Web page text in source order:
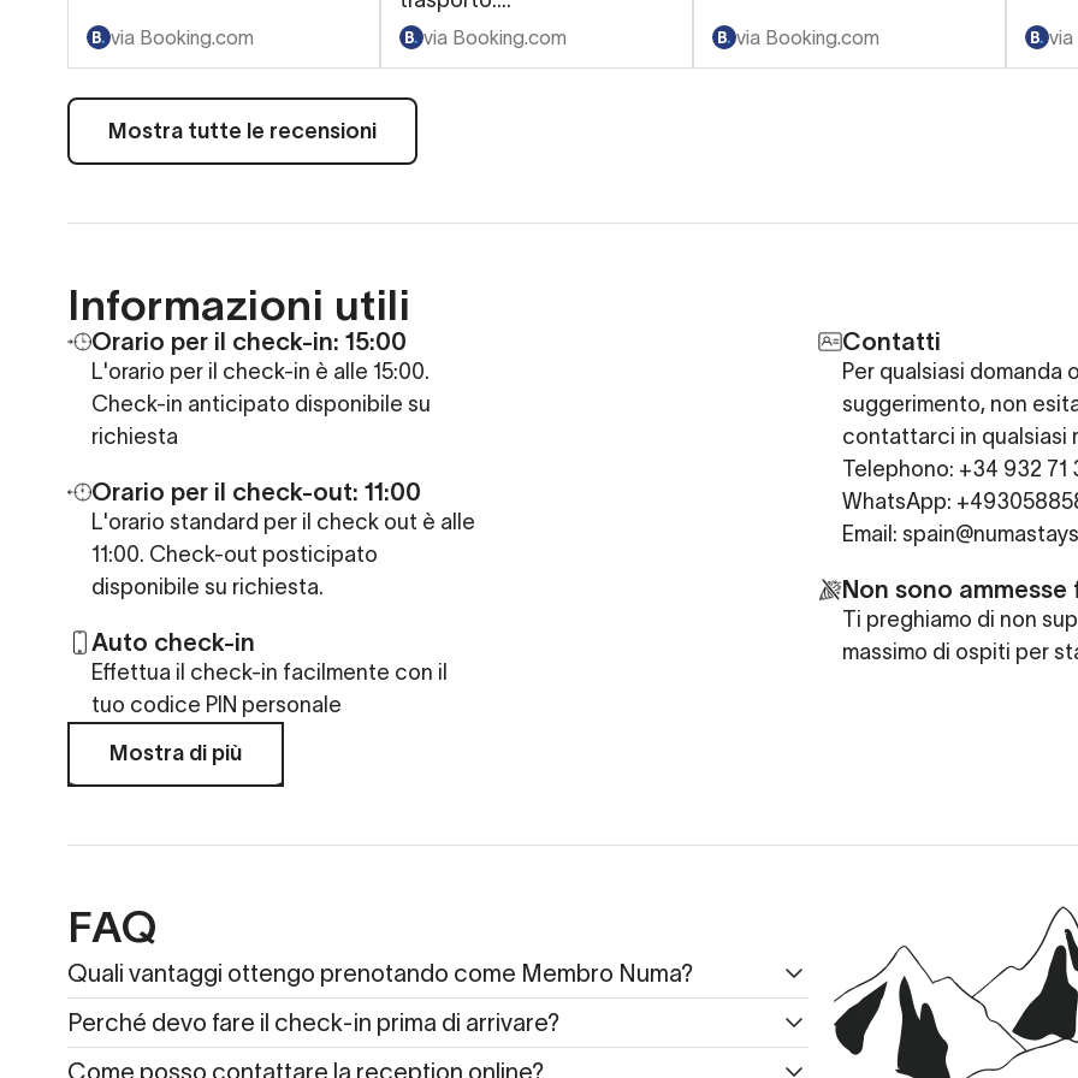
via Booking.com
Nell'appartamento c è
via Booking.com via Booking.com via
Mostra tutte le recensioni
Informazioni utili
Orario per il check-in: 15:00
L'orario per il check-in è alle 15:00.
Check-in anticipato disponibile su
richiesta
Orario per il check-out: 11:00
L'orario standard per il check out è alle
11:00. Check-out posticipato
disponibile su richiesta.
Auto check-in
Effettua il check-in facilmente con il
tuo codice PIN personale
Contatti
Per qualsiasi domanda o
suggerimento, non
contattarci in qualsiasi
Telephono: +34 932 71
WhatsApp:
Email:
Non sono ammesse
Ti preghiamo di non
massimo di ospiti per
Mostra di più
FAQ
Quali vantaggi ottengo prenotando come Membro Numa?
Perché devo fare il check-in prima di arrivare?
Come posso contattare la reception online?